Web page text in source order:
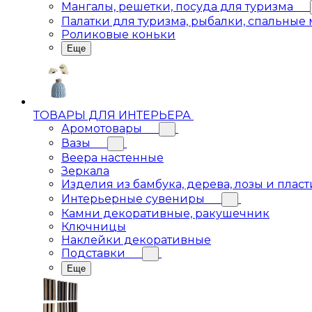
Мангалы, решетки, посуда для туризма
Палатки для туризма, рыбалки,
Роликовые коньки
Еще
ТОВАРЫ ДЛЯ ИНТЕРЬЕРА
Аромотовары
Вазы
Веера настенные
Зеркала
Изделия из бамбука, дерева, лозы и
Интерьерные сувениры
Камни декоративные, ракушечник
Ключницы
Наклейки декоративные
Подставки
Еще